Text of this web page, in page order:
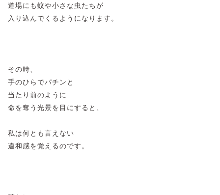
道場にも蚊や小さな虫たちが
入り込んでくるようになります。
その時、
手のひらでパチンと
当たり前のように
命を奪う光景を目にすると、
私は何とも言えない
違和感を覚えるのです。